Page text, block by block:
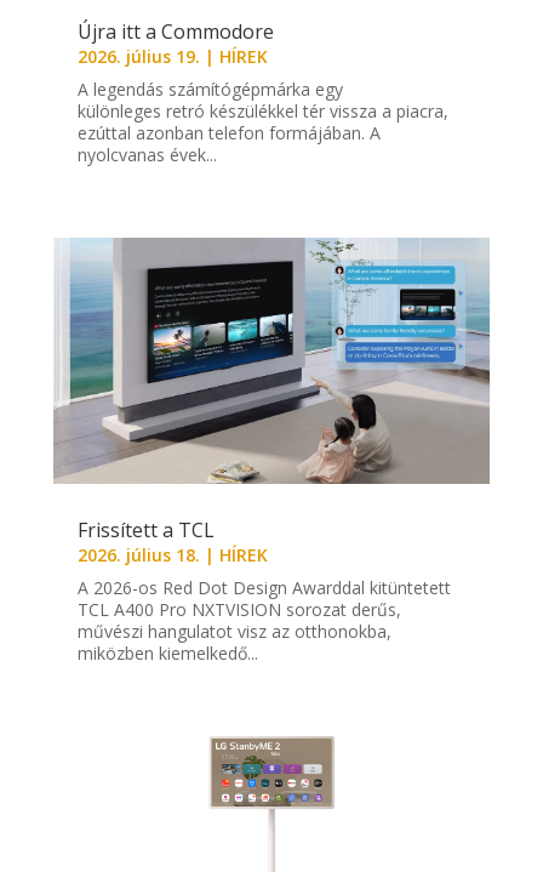
Újra itt a Commodore
2026. július 19. | HÍREK
A legendás számítógépmárka egy
különleges retró készülékkel tér vissza a piacra,
ezúttal azonban telefon formájában. A
nyolcvanas évek...
Frissített a TCL
2026. július 18. | HÍREK
A 2026-os Red Dot Design Awarddal kitüntetett
TCL A400 Pro NXTVISION sorozat derűs,
művészi hangulatot visz az otthonokba,
miközben kiemelkedő...